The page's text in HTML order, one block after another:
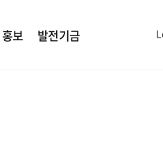
홍보 발전기금